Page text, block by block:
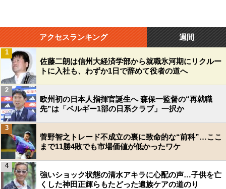
アクセスランキング 週間
佐藤二朗は信州大経済学部から就職氷河期にリクルー
トに入社も、わずか1日で辞めて役者の道へ
1
欧州初の日本人指揮官誕生へ 森保一監督の“再就職
先”は「ベルギー1部の日系クラブ」一択か
2
菅野智之トレード不成立の裏に致命的な“前科”…ここ
まで11勝4敗でも市場価値が低かったワケ
3
強いショック状態の清水アキラに心配の声…子供を亡
くした神田正輝らもたどった遺族ケアの道のり
4